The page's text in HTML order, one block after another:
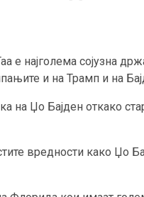
е најголема сојузна
и на Трамп и на
на Џо Бајден откако
вредности како Џо